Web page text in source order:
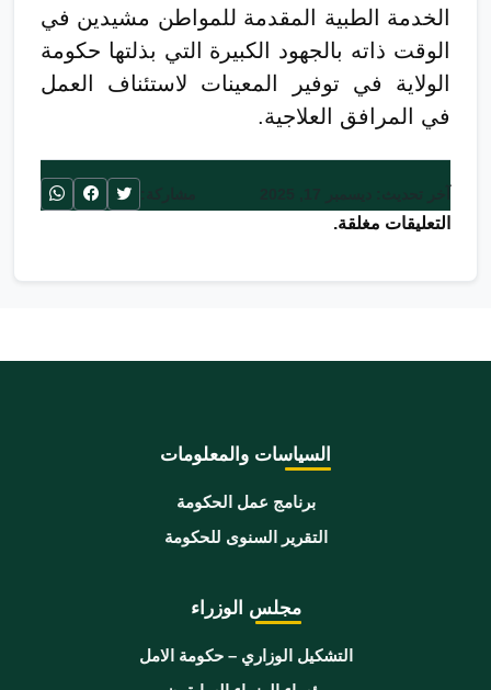
الخدمة الطبية المقدمة للمواطن مشيدين في
الوقت ذاته بالجهود الكبيرة التي بذلتها حكومة
الولاية في توفير المعينات لاستئناف العمل
في المرافق العلاجية.
التعليقات مغلقة.
السياسات والمعلومات
برنامج عمل الحكومة
التقرير السنوى للحكومة
مجلس الوزراء
التشكيل الوزاري – حكومة الامل